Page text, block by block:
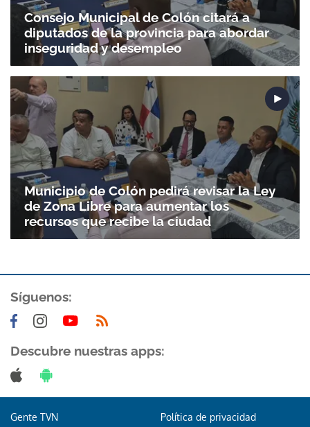
Gracias por suscribirte a nuestro boletín.
ACEPTAR
Consejo Municipal de Colón citará a
diputados de la provincia para abordar
inseguridad y desempleo
Municipio de Colón pedirá revisar la Ley
de Zona Libre para aumentar los
recursos que recibe la ciudad
Síguenos:
Descubre nuestras apps:
Gente TVN Política de privacidad